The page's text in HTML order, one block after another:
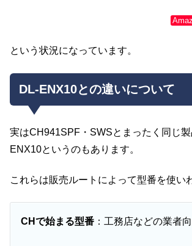
という状況になっています。
DL-ENX10との違いについて
実はCH941SPF・SWSとまったく同じ
ENX10というのもあります。
これらは販売ルートによって型番を使い
CHで始まる型番 ：工務店などの業者